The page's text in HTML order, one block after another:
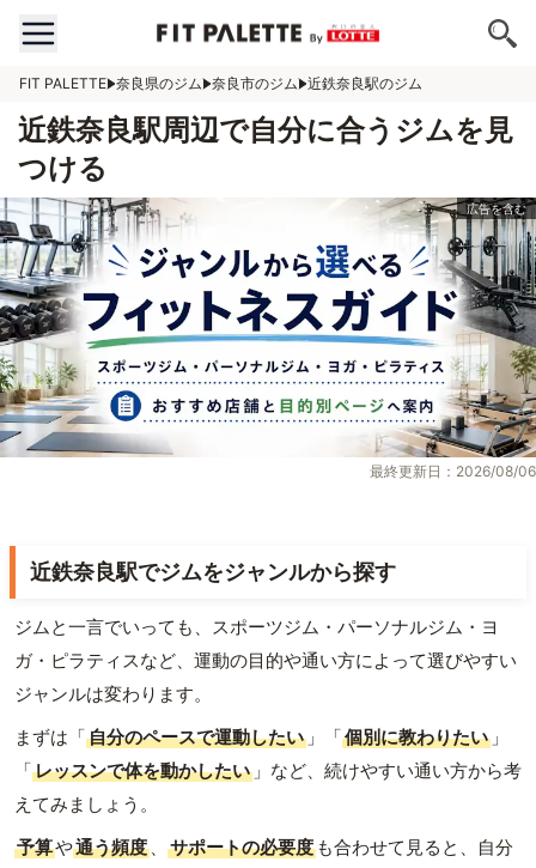
FIT PALETTE 奈良県のジム 奈良市のジム 近鉄奈良駅のジム
近鉄奈良駅周辺で自分に合うジムを見
つける
最終更新日：2026/08/06
近鉄奈良駅でジムをジャンルから探す
ジムと一言でいっても、スポーツジム・パーソナルジム・ヨ
ガ・ピラティスなど、運動の目的や通い方によって選びやすい
ジャンルは変わります。
まずは「自分のペースで運動したい 」「個別に教わりたい 」
「レッスンで体を動かしたい 」など、続けやすい通い方から考
えてみましょう。
予算や通う頻度 、 サポートの必要度 も合わせて見ると、自分